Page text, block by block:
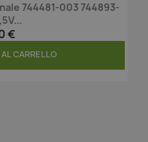
744481-003 744893-
€
CARRELLO